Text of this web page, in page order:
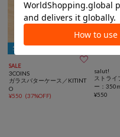
5％OFFクーポン
SALE 
3COINS
ガラスバターケース／KITINT
O
¥550 (37%OFF)
salut!
ストライ
ー：
¥550